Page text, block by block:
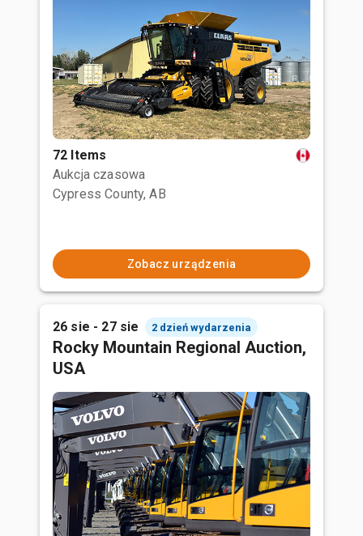
72 Items
Aukcja czasowa
Cypress County, AB
Zobacz urządzenia
26 sie - 27 sie 2 dzień wydarzenia
Rocky Mountain Regional Auction,
USA